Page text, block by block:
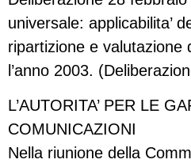
universale: applicabilita’
ripartizione e valutazione
l’anno 2003.
L’AUTORITA’ PER LE
COMUNICAZIONI
Nella riunione della